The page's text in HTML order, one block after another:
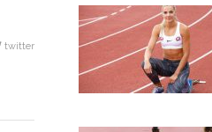
twitter